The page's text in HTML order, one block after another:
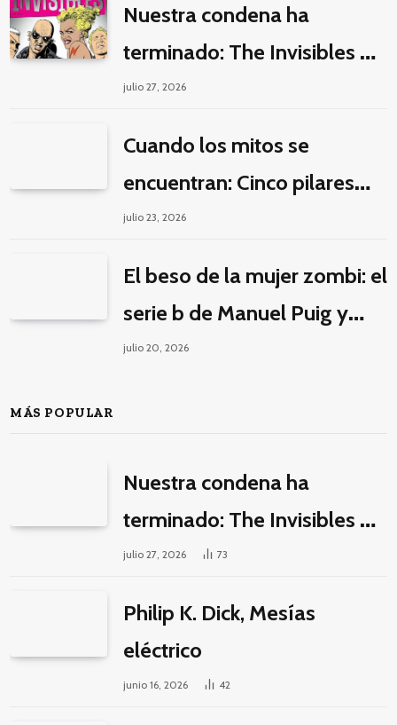
Nuestra condena ha
terminado: The Invisibles y
la guerra por la imaginación
julio 27, 2026
Cuando los mitos se
encuentran: Cinco pilares
éticos para una fantasía
julio 23, 2026
El beso de la mujer zombi: el
serie b de Manuel Puig y
Jacques Tourneur
julio 20, 2026
MÁS POPULAR
Nuestra condena ha
terminado: The Invisibles y
la guerra por la imaginación
julio 27, 2026 73
Philip K. Dick, Mesías
eléctrico
junio 16, 2026 42